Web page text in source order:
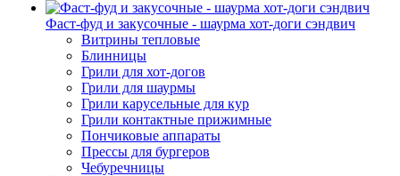
Фаст-фуд и закусочные - шаурма хот-доги сэндвич
Витрины тепловые
Блинницы
Грили для хот-догов
Грили для шаурмы
Грили карусельные для кур
Грили контактные прижимные
Пончиковые аппараты
Прессы для бургеров
Чебуречницы